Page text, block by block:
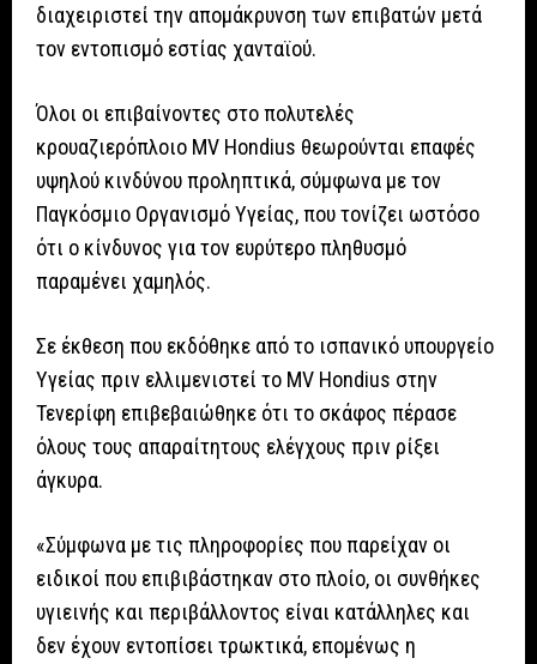
διαχειριστεί την απομάκρυνση των επιβατών μετά
τον εντοπισμό εστίας χανταϊού.
Όλοι οι επιβαίνοντες στο πολυτελές
κρουαζιερόπλοιο MV Hondius θεωρούνται επαφές
υψηλού κινδύνου προληπτικά, σύμφωνα με τον
Παγκόσμιο Οργανισμό Υγείας, που τονίζει ωστόσο
ότι ο κίνδυνος για τον ευρύτερο πληθυσμό
παραμένει χαμηλός.
Σε έκθεση που εκδόθηκε από το ισπανικό υπουργείο
Υγείας πριν ελλιμενιστεί το MV Hondius στην
Τενερίφη επιβεβαιώθηκε ότι το σκάφος πέρασε
όλους τους απαραίτητους ελέγχους πριν ρίξει
άγκυρα.
«Σύμφωνα με τις πληροφορίες που παρείχαν οι
ειδικοί που επιβιβάστηκαν στο πλοίο, οι συνθήκες
υγιεινής και περιβάλλοντος είναι κατάλληλες και
δεν έχουν εντοπίσει τρωκτικά, επομένως η